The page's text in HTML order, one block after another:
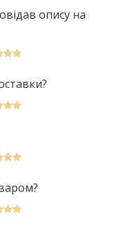
опису на